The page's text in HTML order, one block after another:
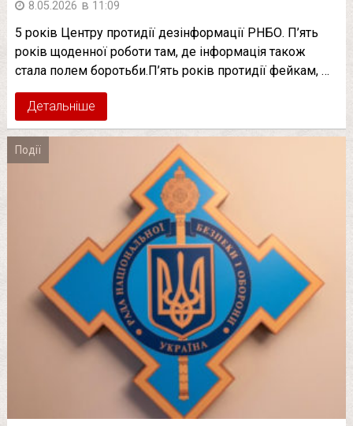
8.05.2026 в 11:09
5 років Центру протидії дезінформації РНБО. П’ять
років щоденної роботи там, де інформація також
стала полем боротьби.П’ять років протидії фейкам, …
Детальніше
Події